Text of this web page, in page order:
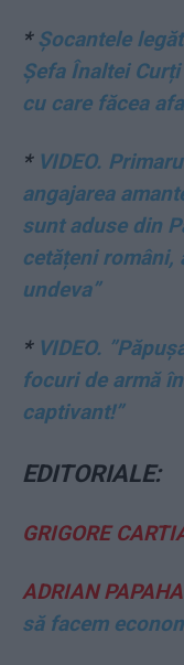
* Șocantele
Șefa Înaltei
cu care făcea
* VIDEO.
angajarea
sunt aduse din
cetățeni români,
undeva”
* VIDEO.
focuri de armă
captivant!”
EDITORIALE:
GRIGORE
ADRIAN
să facem